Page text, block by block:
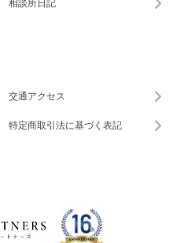
交通アクセス
特定商取引法に基づく表記